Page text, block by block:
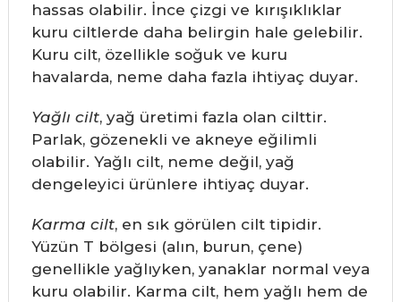
hassas olabilir. İnce çizgi ve kırışıklıklar
kuru ciltlerde daha belirgin hale gelebilir.
Kuru cilt, özellikle soğuk ve kuru
havalarda, neme daha fazla ihtiyaç duyar.
Yağlı cilt, yağ üretimi fazla olan cilttir.
Parlak, gözenekli ve akneye eğilimli
olabilir. Yağlı cilt, neme değil, yağ
dengeleyici ürünlere ihtiyaç duyar.
Karma cilt, en sık görülen cilt tipidir.
Yüzün T bölgesi (alın, burun, çene)
genellikle yağlıyken, yanaklar normal veya
kuru olabilir. Karma cilt, hem yağlı hem de